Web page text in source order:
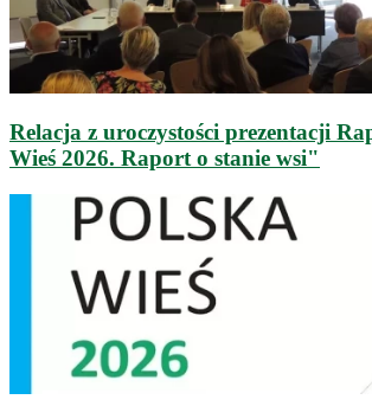
Relacja z uroczystości prezentacji
Wieś 2026. Raport o stanie wsi"